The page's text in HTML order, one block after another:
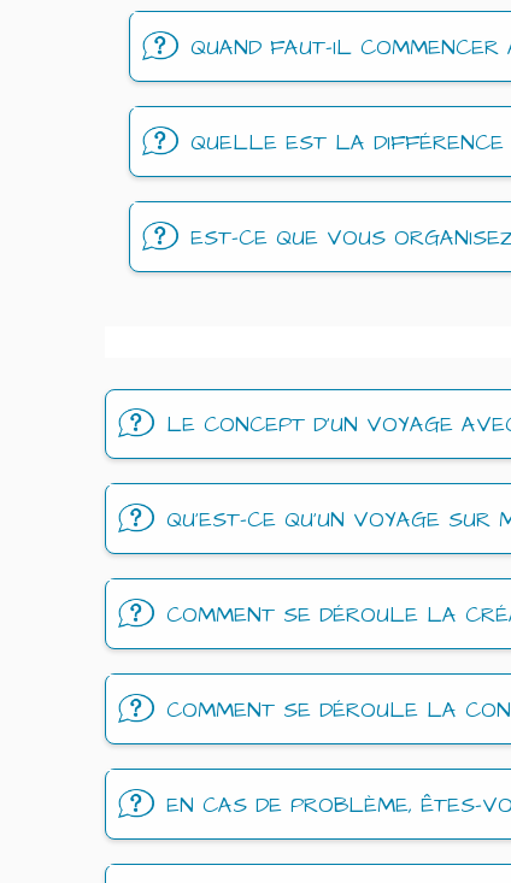
QUAND FAUT-IL
QUELLE EST LA
EST-CE QUE VOUS
LE CONCEPT D'UN VOYAGE
QU’EST-CE QU’UN VOYAGE SUR
COMMENT SE DÉROULE LA
COMMENT SE DÉROULE LA
EN CAS DE PROBLÈME, ÊTES-